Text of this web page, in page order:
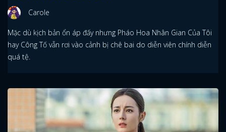
Carole
Mặc dù kịch bản ổn áp đấy nhưng Pháo Hoa Nhân Gian Của Tôi
hay Công Tố vẫn rơi vào cảnh bị chê bai do diễn viên chính diễn
quá tệ.